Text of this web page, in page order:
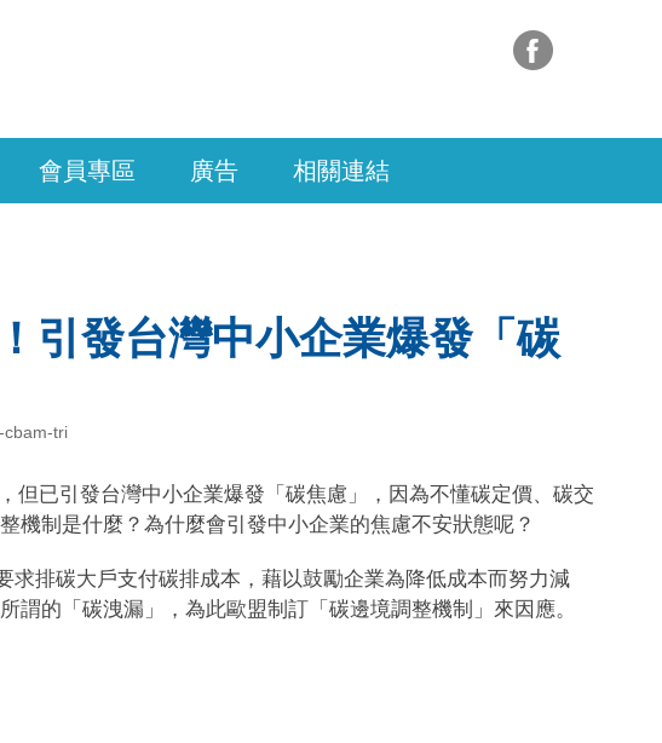
會員專區 廣告 相關連結
引發台灣中小企業爆發「碳
cbam-tri
但已引發台灣中小企業爆發「碳焦慮」，因為不懂碳定價、碳交
機制是什麼？為什麼會引發中小企業的焦慮不安狀態呢？
排碳大戶支付碳排成本，藉以鼓勵企業為降低成本而努力減
的「碳洩漏」，為此歐盟制訂「碳邊境調整機制」來因應。